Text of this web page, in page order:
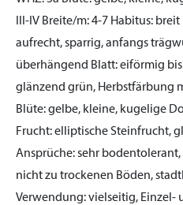
III-IV Breite/m:4-7 Habitus: breit
aufrecht, sparrig, anfangs
überhängend Blatt:eiförmig
glänzend grün, Herbstfärbung
Blüte:gelbe, kleine, kugelige
Frucht:elliptische Steinfrucht,
Ansprüche:sehr
nicht zu trockenen Böden,
Verwendung:vielseitig, Einzel-